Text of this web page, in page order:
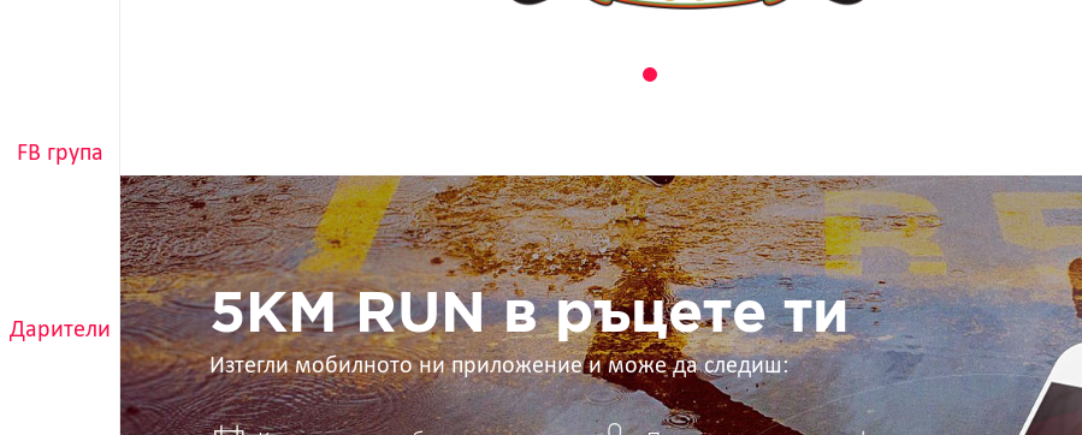
FB група
Дарители
5KM
RUN
в
ръцете
ти
5KM RUN в ръцете ти
Изтегли мобилното ни приложение и може да следиш: